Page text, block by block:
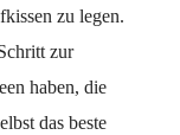
zu legen.
zur
haben, die
das beste